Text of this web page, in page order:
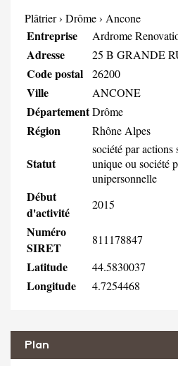
Plâtrier› Drôme› Ancone
Entreprise Ardrome
Adresse 25 B GRANDE
Code postal 26200
Ville ANCONE
DépartementDrôme
Région Rhône Alpes
Statut
société par actions
unique ou société
unipersonnelle
Début
d'activité
2015
Numéro
SIRET
811178847
Latitude 44.5830037
Longitude 4.7254468
Plan